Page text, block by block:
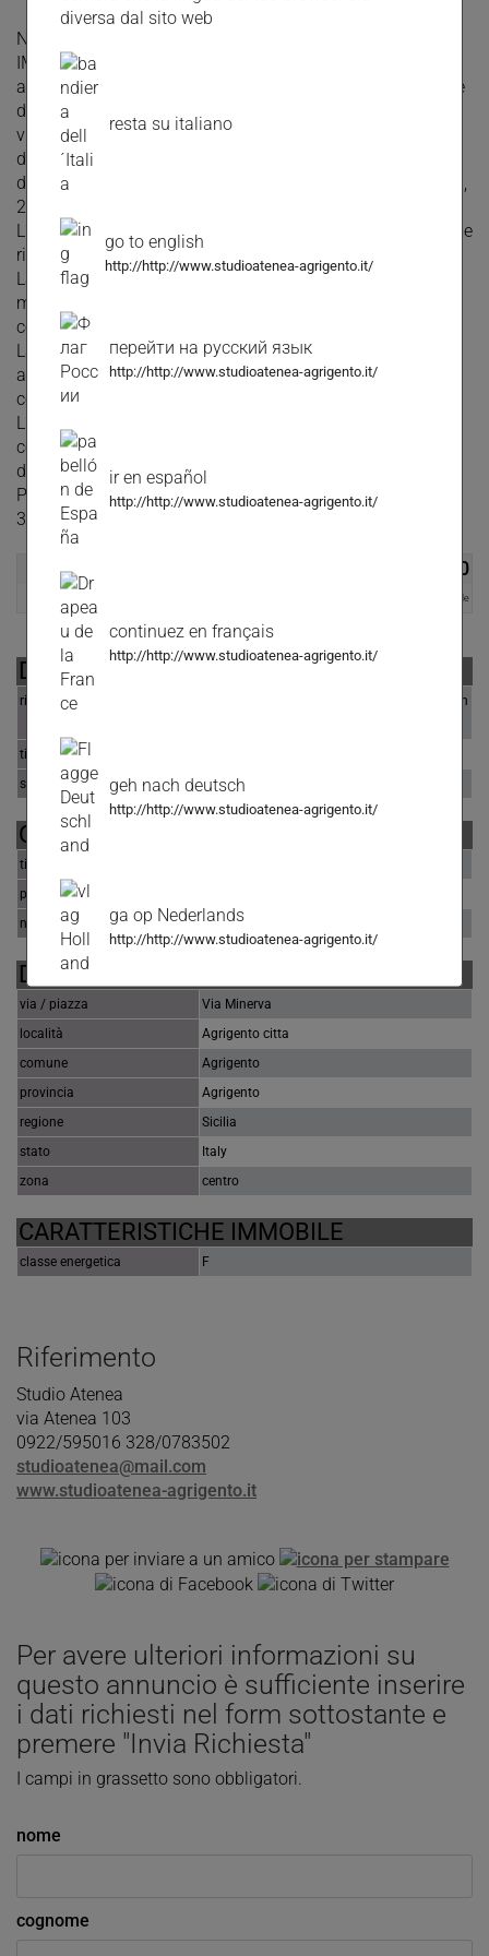
NUOVO INCARICO DI VENDITA IN ESCLUSIVA!!!
IMMOBILIARE STUDIO ATENEA VENDE: In via Minerva,
all'interno del complesso "Vita", in un contesto residenziale
di ottimo livello dotato di con portineria e
videosorveglianza , vendiamo panoramico appartamento
di circa 140 mq composto da salone d'ingresso, 3 camere
da letto con armadi incassati, cucina abitabile in muratura,
2 bagni ed un ripostiglio,
L'appartamento si presenta in buonissimo stato, con ottime
rifiniture.
La pavimentazione è tutta in parquette di ottima fattura,
mentre nei servizi e in cucina sono presenti rivestimenti in
ceramiche di caltagirone.
Lappartamento è inoltre dotato di riscaldamento
autonomo, climatiizzazione ed ampia riserva idrica
condominiale.
L'ampio spazio condominiale garantisce inoltre la
comodità di parcheggiare le auto davanti al portone
d'ingresso.
Per maggiori info o per visionare l'immobile contattaci al
328/0783502
€ 270.000,00
Leggermente Trattabile
DATI ANNUNCIO
riferimento
Via Minerva Rifinito Appartamento 140 Mq In
tipologia
stato immobile
ottime condizioni
OFFERTA COMMERCIALE
tipo di contratto
prezzo
note prezzo
Leggermente Trattabile
DATI GEOGRAFICI
via / piazza
Via Minerva
località
Agrigento citta
comune
Agrigento
provincia
Agrigento
regione
Sicilia
stato
Italy
zona
centro
CARATTERISTICHE IMMOBILE
classe energetica F
Riferimento
Studio Atenea
via Atenea 103
0922/595016 328/0783502
studioatenea@mail.com
www.studioatenea-agrigento.it
Per avere ulteriori informazioni su
questo annuncio è sufficiente inserire
i dati richiesti nel form sottostante e
premere "Invia Richiesta"
I campi in grassetto sono obbligatori.
nome
cognome
diversa dal sito web
resta su italiano
go to english
http://http://www.studioatenea-agrigento.it/
перейти на русский язык
http://http://www.studioatenea-agrigento.it/
ir en español
http://http://www.studioatenea-agrigento.it/
continuez en français
http://http://www.studioatenea-agrigento.it/
geh nach deutsch
http://http://www.studioatenea-agrigento.it/
ga op Nederlands
http://http://www.studioatenea-agrigento.it/